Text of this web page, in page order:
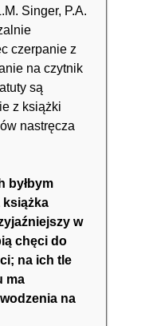
Singer, P.A.
czerpanie z
na czytnik
są
z książki
nastręcza
byłbym
książka
w
chęci do
na ich tle
ma
na